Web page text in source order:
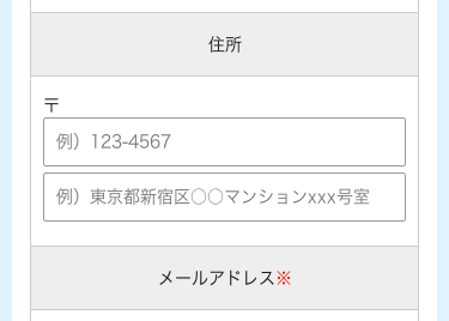
住所
〒
メールアドレス ※